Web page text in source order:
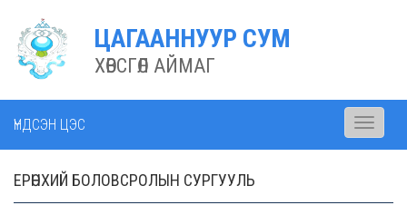
ЦАГААННУУР СУМ
ХӨВСГӨЛ АЙМАГ
ҮНДСЭН ЦЭС
Toggle
ЕРӨНХИЙ БОЛОВСРОЛЫН СУРГУУЛЬ